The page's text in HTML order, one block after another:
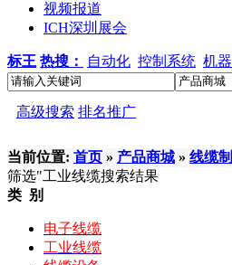
视频报道
ICH深圳展会
标王 热搜： 自动化 控制系统 机
高级搜索 排名推广
当前位置: 首页 » 产品商城 » 线缆
筛选"工业线缆搜索结果
类 别
电子线缆
工业线缆